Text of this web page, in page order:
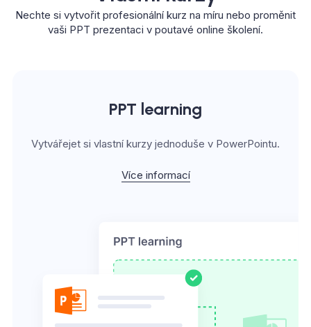
Nechte si vytvořit profesionální kurz na míru nebo proměnit
vaši PPT prezentaci v poutavé online školení.
PPT learning
Vytvářejet si vlastní kurzy jednoduše v PowerPointu.
Více informací